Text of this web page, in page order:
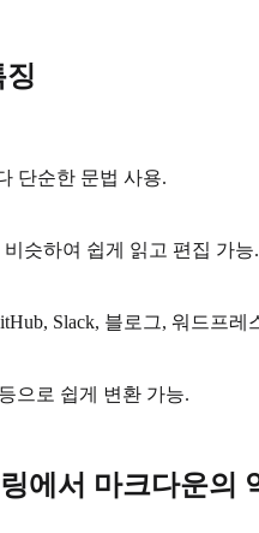
단순한 문법 사용.
슷하여 쉽게 읽고 편집 가능.
Slack, 블로그, 워드프레
으로 쉽게 변환 가능.
에서 마크다운의